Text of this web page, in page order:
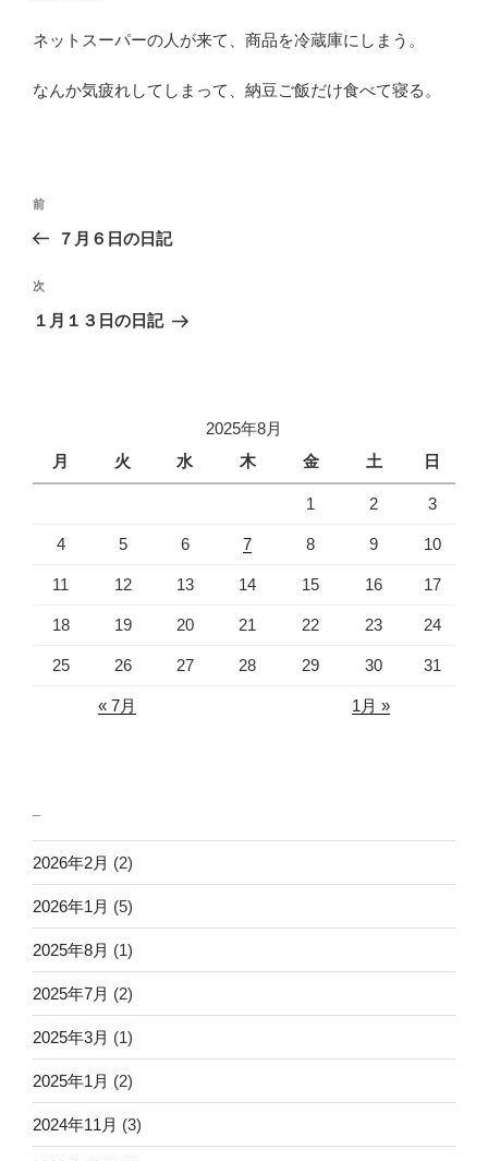
ネットスーパーの人が来て、商品を冷蔵庫にしまう。
なんか気疲れしてしまって、納豆ご飯だけ食べて寝る。
投
ビ
ゲ
過
去
投
稿
前
７月６日の日記
次
の
次
１月１３日の日記
2025年8月
月
火 水 木 金 土 日
1 2 3
4 5 6 7 8 9 10
11 12 13 14 15 16 17
18 19 20 21 22 23 24
25 26 27 28 29 30 31
« 7月 1月 »
2026年2月 (2)
2026年1月 (5)
2025年8月 (1)
2025年7月 (2)
2025年3月 (1)
2025年1月 (2)
2024年11月 (3)